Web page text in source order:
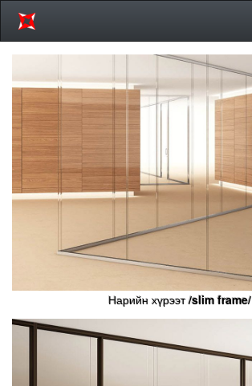
Нарийн хүрээт/slim frame/